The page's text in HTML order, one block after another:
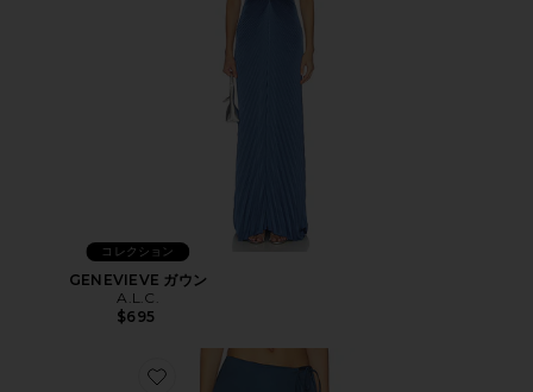
コレクション
GENEVIEVE ガウン
A.L.C.
$695